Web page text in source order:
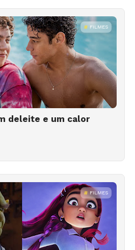
FILMES
deleite e um calor
FILMES